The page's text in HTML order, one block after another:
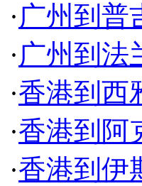
·广州到普
·广州到法
·香港到西
·香港到阿
·香港到伊